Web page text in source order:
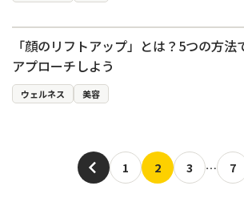
「顔のリフトアップ」とは？5つの方
アプローチしよう
ウェルネス 美容
1 2 3 … 7